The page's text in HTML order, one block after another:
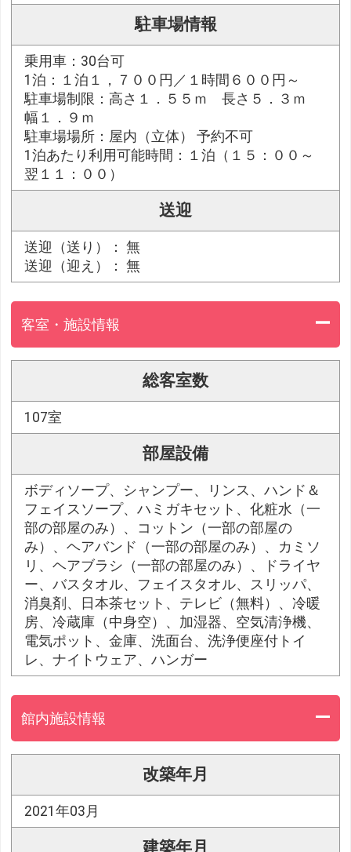
駐車場情報
乗用車：30台可
1泊：１泊１，７００円／１時間６００円～
駐車場制限：高さ１．５５ｍ 長さ５．３ｍ
幅１．９ｍ
駐車場場所：屋内（立体） 予約不可
1泊あたり利用可能時間：１泊（１５：００～
翌１１：００）
送迎
送迎（送り）： 無
送迎（迎え）： 無
客室・施設情報
総客室数
107室
部屋設備
ボディソープ、シャンプー、リンス、ハンド＆
フェイスソープ、ハミガキセット、化粧水（一
部の部屋のみ）、コットン（一部の部屋の
み）、ヘアバンド（一部の部屋のみ）、カミソ
リ、ヘアブラシ（一部の部屋のみ）、ドライヤ
ー、バスタオル、フェイスタオル、スリッパ、
消臭剤、日本茶セット、テレビ（無料）、冷暖
房、冷蔵庫（中身空）、加湿器、空気清浄機、
電気ポット、金庫、洗面台、洗浄便座付トイ
レ、ナイトウェア、ハンガー
館内施設情報
改築年月
2021年03月
建築年月